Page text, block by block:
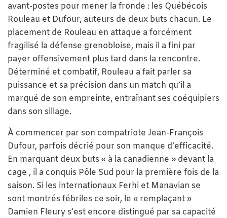
avant-postes pour mener la fronde : les Québécois
Rouleau et Dufour, auteurs de deux buts chacun. Le
placement de Rouleau en attaque a forcément
fragilisé la défense grenobloise, mais il a fini par
payer offensivement plus tard dans la rencontre.
Déterminé et combatif, Rouleau a fait parler sa
puissance et sa précision dans un match qu’il a
marqué de son empreinte, entraînant ses coéquipiers
dans son sillage.
À commencer par son compatriote Jean-François
Dufour, parfois décrié pour son manque d’efficacité.
En marquant deux buts « à la canadienne » devant la
cage , il a conquis Pôle Sud pour la première fois de la
saison. Si les internationaux Ferhi et Manavian se
sont montrés fébriles ce soir, le « remplaçant »
Damien Fleury s’est encore distingué par sa capacité